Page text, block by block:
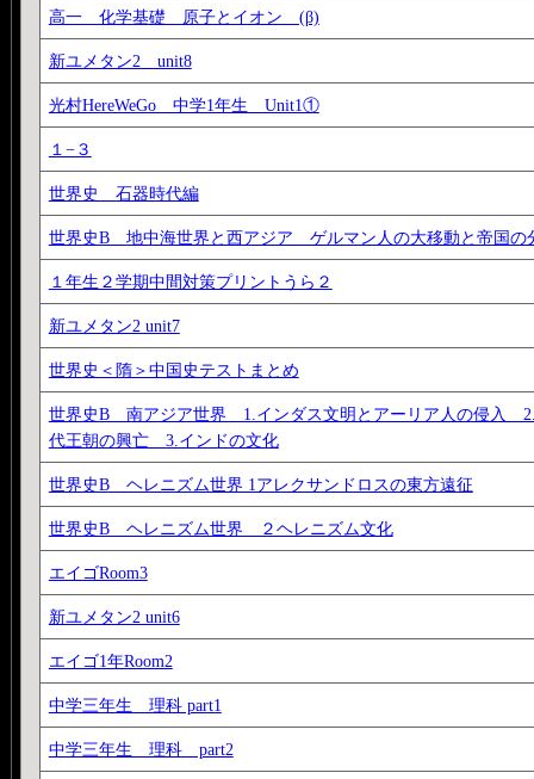
高一 化学基礎 原子とイオン (β)
新ユメタン2 unit8
光村HereWeGo 中学1年生 Unit1①
１−３
世界史 石器時代編
世界史B 地中海世界と西アジア ゲルマン人の大移動と帝国の
１年生２学期中間対策プリントうら２
新ユメタン2 unit7
世界史＜隋＞中国史テストまとめ
世界史B 南アジア世界 1.インダス文明とアーリア人の侵入
代王朝の興亡 3.インドの文化
世界史B ヘレニズム世界 1アレクサンドロスの東方遠征
世界史B ヘレニズム世界 ２ヘレニズム文化
エイゴRoom3
新ユメタン2 unit6
エイゴ1年Room2
中学三年生 理科 part1
中学三年生 理科 part2